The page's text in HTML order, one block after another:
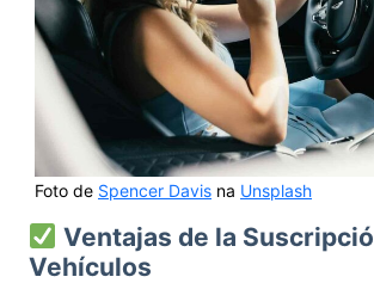
Foto de Spencer Davis na Unsplash
Ventajas de la
Vehículos